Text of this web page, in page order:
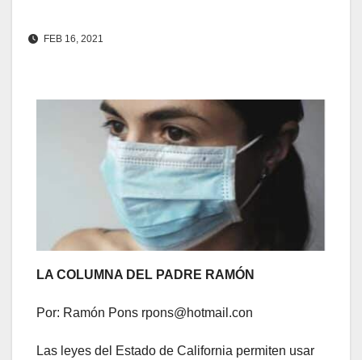
FEB 16, 2021
LA COLUMNA DEL PADRE RAMÓN
Por: Ramón Pons rpons@hotmail.con
Las leyes del Estado de California permiten usar